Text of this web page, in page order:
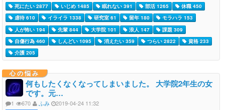
死にたい 2877 いじめ 1485 眠れない 391 部活 1265
休職 450
虐待 610
イライラ 1338 研究室 61 留年 180
モラハラ 153
人が怖い 194
先輩 844 大学院 101 浪人 147
課題 309
自傷行為 460
しんどい 1095 消えたい 359 つらい 2822
資格 233
介護 205
心の悩み
何もしたくなくなってしまいました。 大学院2年生の女
です。元…
1 670 ふみ 2019-04-24 11:32